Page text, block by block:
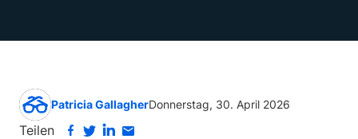
Patricia GallagherDonnerstag, 30. April 2026
Teilen